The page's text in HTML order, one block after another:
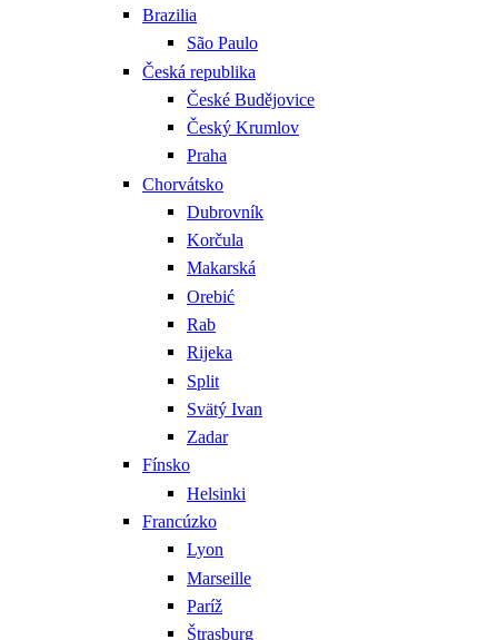
Brazilia
São Paulo
Česká republika
České Budějovice
Český Krumlov
Praha
Chorvátsko
Dubrovník
Korčula
Makarská
Orebić
Rab
Rijeka
Split
Svätý Ivan
Zadar
Fínsko
Helsinki
Francúzko
Lyon
Marseille
Paríž
Štrasburg